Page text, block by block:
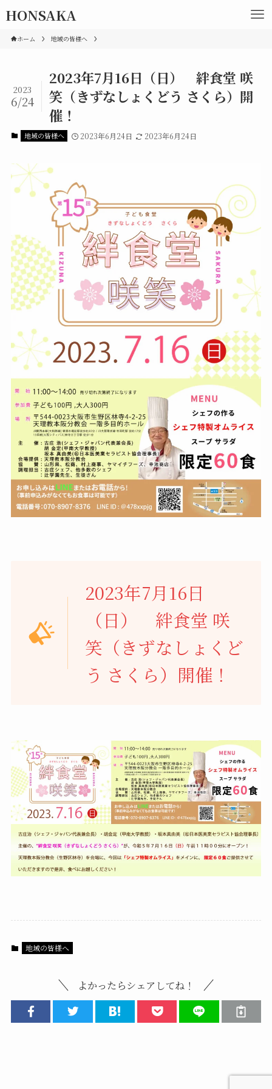
HONSAKA
ホーム 地域の皆様へ
2023年7月16日（日） 絆食堂 咲
笑（きずなしょくどう さくら）開
催！
2023
6/24
地域の皆様へ 2023年6月24日 2023年6月24日
2023年7月16日
（日） 絆食堂 咲
笑（きずなしょくど
う さくら）開催！
地域の皆様へ
よかったらシェアしてね！